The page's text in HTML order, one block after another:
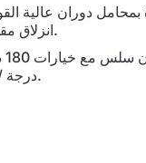
دوران عالية
انزلاق مقاومة للتآكل.
درجة / 360 درجة.